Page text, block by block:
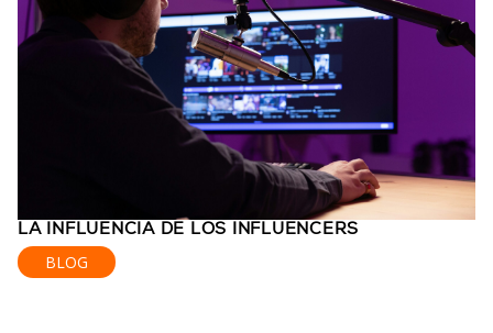
LA INFLUENCIA DE LOS INFLUENCERS
BLOG